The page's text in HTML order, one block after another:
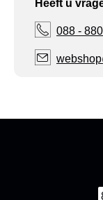
Heeft u
088 -